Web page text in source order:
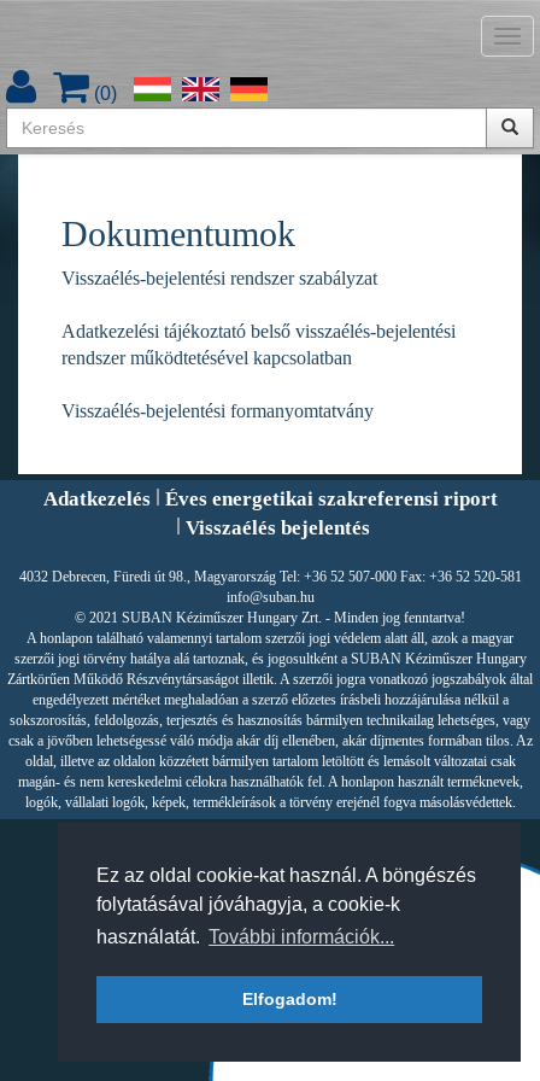
Ez az oldal cookie-kat használ. A böngészés
folytatásával jóváhagyja, a cookie-k
használatát. További információk...
Elfogadom!
(0)
Visszaélés bejelentés
Visszaélés bejelentés
Dokumentumok
Visszaélés-bejelentési rendszer szabályzat
Adatkezelési tájékoztató belső visszaélés-bejelentési
rendszer működtetésével kapcsolatban
Visszaélés-bejelentési formanyomtatvány
Adatkezelés
Éves energetikai szakreferensi riport
Visszaélés bejelentés
4032 Debrecen, Füredi út 98., Magyarország Tel: +36 52 507-000 Fax: +36 52 520-581
info@suban.hu
© 2021 SUBAN Kéziműszer Hungary Zrt. - Minden jog fenntartva!
A honlapon található valamennyi tartalom szerzői jogi védelem alatt áll, azok a magyar
szerzői jogi törvény hatálya alá tartoznak, és jogosultként a SUBAN Kéziműszer Hungary
Zártkörűen Működő Részvénytársaságot illetik. A szerzői jogra vonatkozó jogszabályok által
engedélyezett mértéket meghaladóan a szerző előzetes írásbeli hozzájárulása nélkül a
sokszorosítás, feldolgozás, terjesztés és hasznosítás bármilyen technikailag lehetséges, vagy
csak a jövőben lehetségessé váló módja akár díj ellenében, akár díjmentes formában tilos. Az
oldal, illetve az oldalon közzétett bármilyen tartalom letöltött és lemásolt változatai csak
magán- és nem kereskedelmi célokra használhatók fel. A honlapon használt terméknevek,
logók, vállalati logók, képek, termékleírások a törvény erejénél fogva másolásvédettek.